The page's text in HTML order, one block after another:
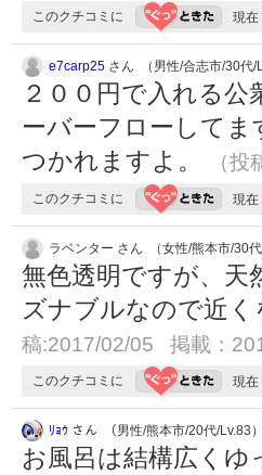
このクチコミに 現在
e7carp25 さん （男性/合志市/30代/
２００円で入れる
ーバーフローして
つかれますよ。
（
このクチコミに 現在
ラベンター さん （女性/熊本市/30代
無色透明ですが、天
ズナブルなので近
稿:2017/02/05 掲載：
このクチコミに 現在
ﾘｮｳ さん （男性/熊本市/20代/Lv.83）
お風呂は結構広く